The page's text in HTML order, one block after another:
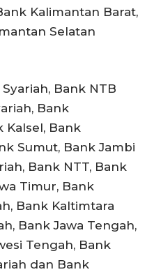
Kalimantan Barat,
Selatan
Bank NTB
Bank
Kalsel, Bank
Sumut, Bank Jambi
Bank NTT, Bank
Timur, Bank
Bank Kaltimtara
Bank Jawa Tengah,
Tengah, Bank
dan Bank